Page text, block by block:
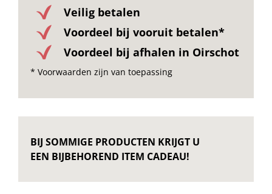
Veilig betalen
Voordeel bij vooruit betalen*
Voordeel bij afhalen in Oirschot
* Voorwaarden zijn van toepassing
BIJ SOMMIGE PRODUCTEN KRIJGT U
EEN BIJBEHOREND ITEM CADEAU!